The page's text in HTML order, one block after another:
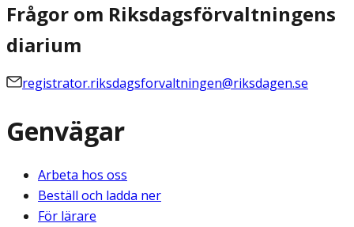
Frågor om Riksdagsförvaltningens
diarium
registrator.riksdagsforvaltningen@riksdagen.se
Genvägar
Arbeta hos oss
Beställ och ladda ner
För lärare